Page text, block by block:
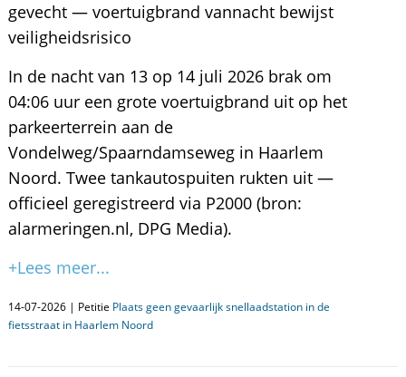
gevecht — voertuigbrand vannacht bewijst
veiligheidsrisico
In de nacht van 13 op 14 juli 2026 brak om
04:06 uur een grote voertuigbrand uit op het
parkeerterrein aan de
Vondelweg/Spaarndamseweg in Haarlem
Noord. Twee tankautospuiten rukten uit —
officieel geregistreerd via P2000 (bron:
alarmeringen.nl, DPG Media).
+Lees meer...
14-07-2026 | Petitie Plaats geen gevaarlijk snellaadstation in de
fietsstraat in Haarlem Noord